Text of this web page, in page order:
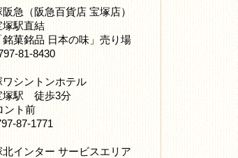
急（阪急百貨店 宝塚店）
塚駅直結
銘菓銘品 日本の味」売り場
81-8430
シントンホテル
塚駅 徒歩3分
ント前
87-1771
インター サービスエリア